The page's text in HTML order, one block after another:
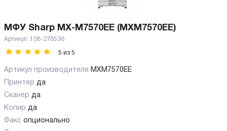
МФУ Sharp MX-M7570EE (MXM7570EE)
Артикул: 108-278536
5 из 5
Артикул производителя MXM7570EE
Принтер да
Сканер да
Копир да
Факс опционально